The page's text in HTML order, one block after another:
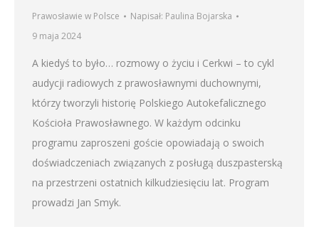
Prawosławie w Polsce Napisał: Paulina Bojarska
9 maja 2024
A kiedyś to było… rozmowy o życiu i Cerkwi – to cykl
audycji radiowych z prawosławnymi duchownymi,
którzy tworzyli historię Polskiego Autokefalicznego
Kościoła Prawosławnego. W każdym odcinku
programu zaproszeni goście opowiadają o swoich
doświadczeniach związanych z posługą duszpasterską
na przestrzeni ostatnich kilkudziesięciu lat. Program
prowadzi Jan Smyk.